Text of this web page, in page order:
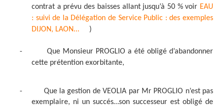
contrat a prévu des baisses allant jusqu’à 50 % voir EAU
: suivi de la Délégation de Service Public : des exemples
DIJON, LAON...
)
-
Que Monsieur PROGLIO a été obligé d’abandonner
cette prétention exorbitante,
-
Que la gestion de VEOLIA par Mr PROGLIO n’est pas
exemplaire, ni un succés…son successeur est obligé de